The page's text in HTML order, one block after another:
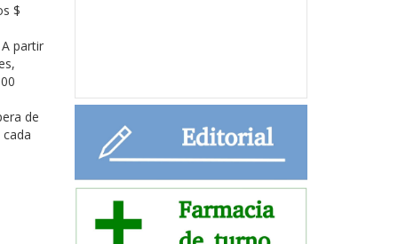
$
partir
de